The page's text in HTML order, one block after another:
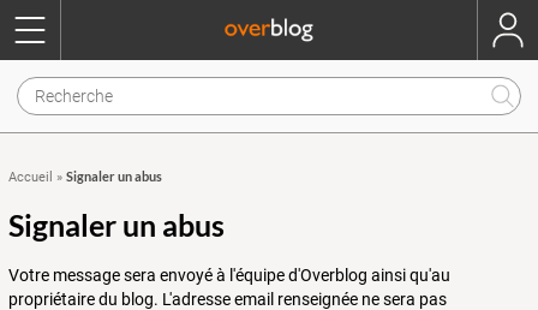
Accueil » Signaler un abus
Signaler un abus
Votre message sera envoyé à l'équipe d'Overblog ainsi qu'au
propriétaire du blog. L'adresse email renseignée ne sera pas